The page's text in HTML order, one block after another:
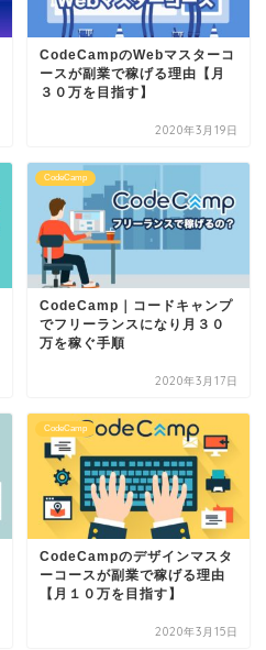
CodeCampのWebマスターコ
ースが副業で稼げる理由【月
３０万を目指す】
2020年3月19日
CodeCamp
CodeCamp｜コードキャンプ
でフリーランスになり月３０
万を稼ぐ手順
2020年3月17日
CodeCamp
CodeCampのデザインマスタ
ーコースが副業で稼げる理由
【月１０万を目指す】
2020年3月15日